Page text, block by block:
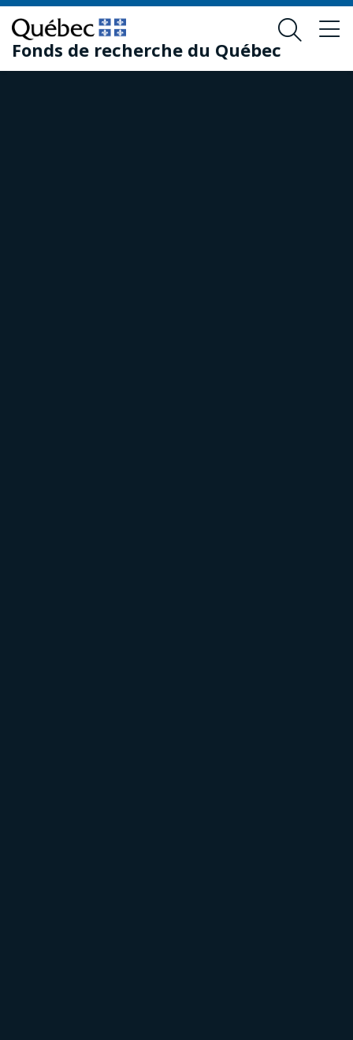
Passer
au
contenu
principal
Passer
au
pied
de
Fonds de recherche du Québec